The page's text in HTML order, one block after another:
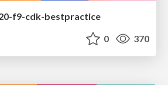
f9-cdk-bestpractice
0 370